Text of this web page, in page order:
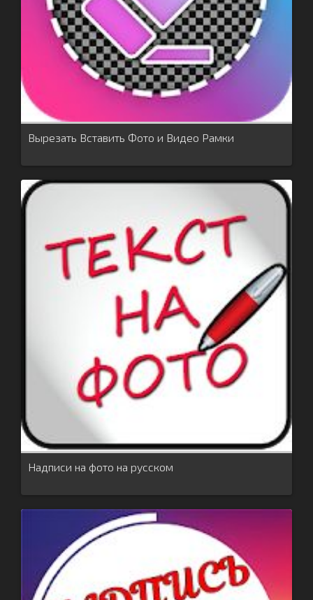
Вырезать Вставить Фото и Видео Рамки
Надписи на фото на русском